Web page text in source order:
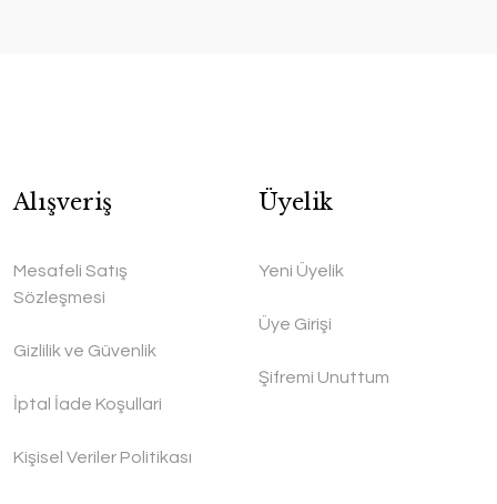
Alışveriş
Mesafeli Satış
Sözleşmesi
Gizlilik ve Güvenlik
İptal İade Koşullari
Kişisel Veriler Politikası
Üyelik
Yeni Üyelik
Üye Girişi
Şifremi Unuttum